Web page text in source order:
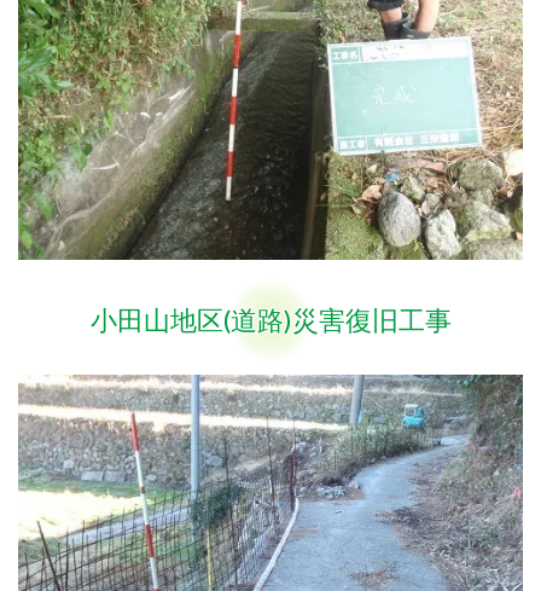
小田山地区(道路)災害復旧工事